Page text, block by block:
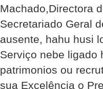
Machado,Directora
Secretariado Geral
ausente, hahu husi
Serviço nebe ligado
patrimonios ou
sua Excelência o